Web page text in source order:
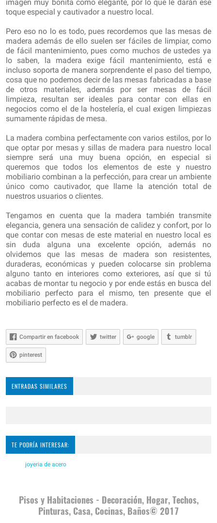
imagen muy bonita como elegante, por lo que le darán ese
toque especial y cautivador a nuestro local.
Pero eso no lo es todo, pues recordemos que las mesas de
madera además de ello suelen ser fáciles de limpiar, como
de fácil mantenimiento, pues como muchos de ustedes ya
lo saben, la madera exige fácil mantenimiento, está e
incluso soporta de manera sorprendente el paso del tiempo,
cosa que no podemos decir de las mesas fabricadas a base
de otros materiales, además por ser mesas de fácil
limpieza, resultan ser ideales para contar con ellas en
negocios como el de la hostelería, el cual exigen limpiezas
sumamente rápidas de mesa.
La madera combina perfectamente con varios estilos, por lo
que optar por mesas y sillas de madera para nuestro local
siempre será una muy buena opción, en especial si
queremos que todos los elementos de este y nuestro
mobiliario combinan a la perfección, para crear un ambiente
único como cautivador, que llame la atención total de
nuestros usuarios o clientes.
Tengamos en cuenta que la madera también transmite
elegancia, genera una sensación de calidez y confort, por lo
que contar con mesas de este material en nuestro local es
sin duda alguna una excelente opción, además no
olvidemos que las mesas de madera son resistentes,
duraderas, económicas y pueden colocarse sin problema
alguno tanto en interiores como exteriores, así que si tú
acabas de montar tu negocio y por ende estás en busca del
mobiliario perfecto para el mismo, ten presente que el
mobiliario perfecto es el de madera.
Compartir en facebook twitter google tumblr
pinterest
ENTRADAS SIMILARES
TE PODRÍA INTERESAR:
joyeria de acero
Pisos y Habitaciones - Decoración, Hogar, Techos,
Pinturas, Casa, Cocinas, Baños© 2017